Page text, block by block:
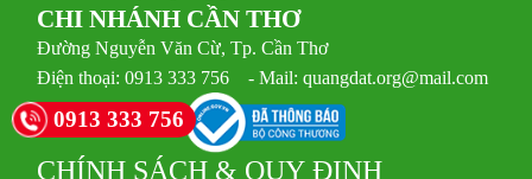
CHI NHÁNH CẦN THƠ
Đường Nguyễn Văn Cừ, Tp. Cần Thơ
Điện thoại: 0913 333 756 - Mail: quangdat.org@mail.com
CHÍNH SÁCH & QUY ĐỊNH
0913 333 756